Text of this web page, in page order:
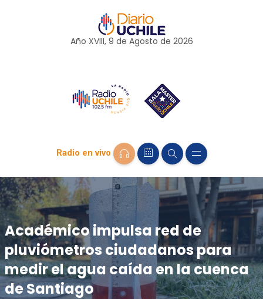
Año XVIII, 9 de Agosto de 2026
Radio en vivo
Académico impulsa red de
pluviómetros ciudadanos para
medir el agua caída en la cuenca
de Santiago